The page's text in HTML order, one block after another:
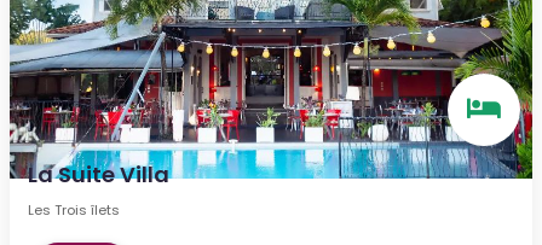
La Suite Villa
Les Trois îlets